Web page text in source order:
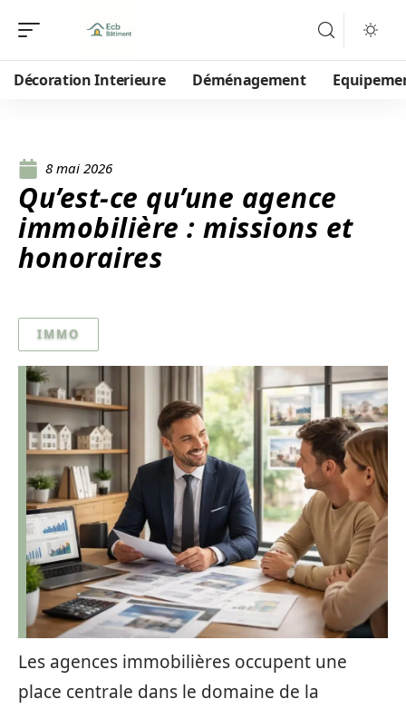
Décoration Interieure Déménagement
8 mai 2026
Qu’est-ce qu’une agence
immobilière : missions et
honoraires
IMMO
Les agences immobilières occupent une
place centrale dans le domaine de la